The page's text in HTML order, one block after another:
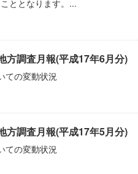
ととなります。...
方調査月報(平成17年6月分)
ての変動状況
方調査月報(平成17年5月分)
ての変動状況